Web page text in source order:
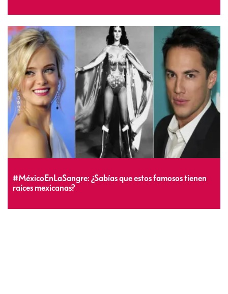
#MéxicoEnLaSangre: ¿Sabías que estos famosos tienen
raíces mexicanas?